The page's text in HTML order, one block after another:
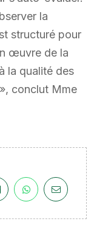
la
structuré pour
œuvre de la
la qualité des
conclut Mme